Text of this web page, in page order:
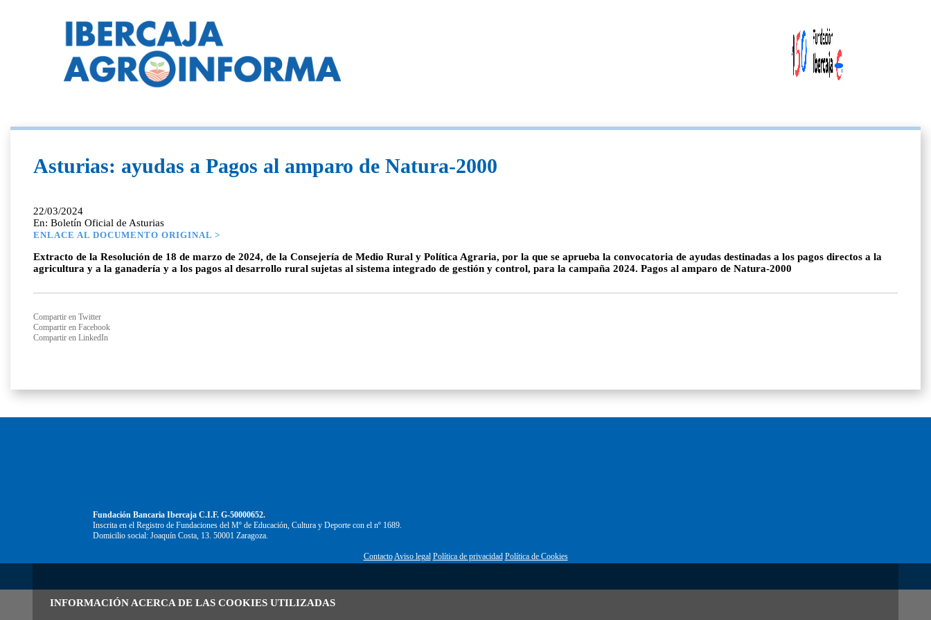
INFORMACIÓN ACERCA DE LAS COOKIES UTILIZADAS
Asturias: ayudas a Pagos al amparo de Natura-2000
22/03/2024
En: Boletín Oficial de Asturias
ENLACE AL DOCUMENTO ORIGINAL >
Extracto de la Resolución de 18 de marzo de 2024, de la Consejería de Medio Rural y Política Agraria, por la que se aprueba la convocatoria de ayudas destinadas a los pagos directos a la
agricultura y a la ganadería y a los pagos al desarrollo rural sujetas al sistema integrado de gestión y control, para la campaña 2024. Pagos al amparo de Natura-2000
Compartir en Twitter
Compartir en Facebook
Compartir en LinkedIn
Fundación Bancaria Ibercaja C.I.F. G-50000652.
Inscrita en el Registro de Fundaciones del Mº de Educación, Cultura y Deporte con el nº 1689.
Domicilio social: Joaquín Costa, 13. 50001 Zaragoza.
Contacto Aviso legal Política de privacidad Política de Cookies